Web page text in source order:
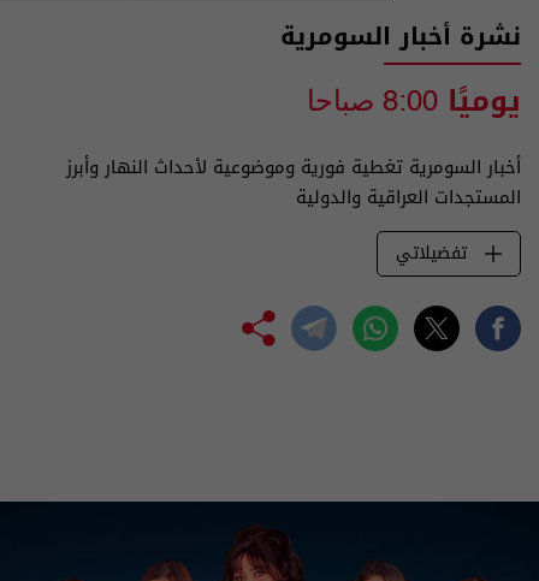
نشرة أخبار السومرية
يوميًا 8:00 صباحا
أخبار السومرية تغطية فورية وموضوعية لأحداث النهار وأبرز
المستجدات العراقية والدولية
تفضيلاتي